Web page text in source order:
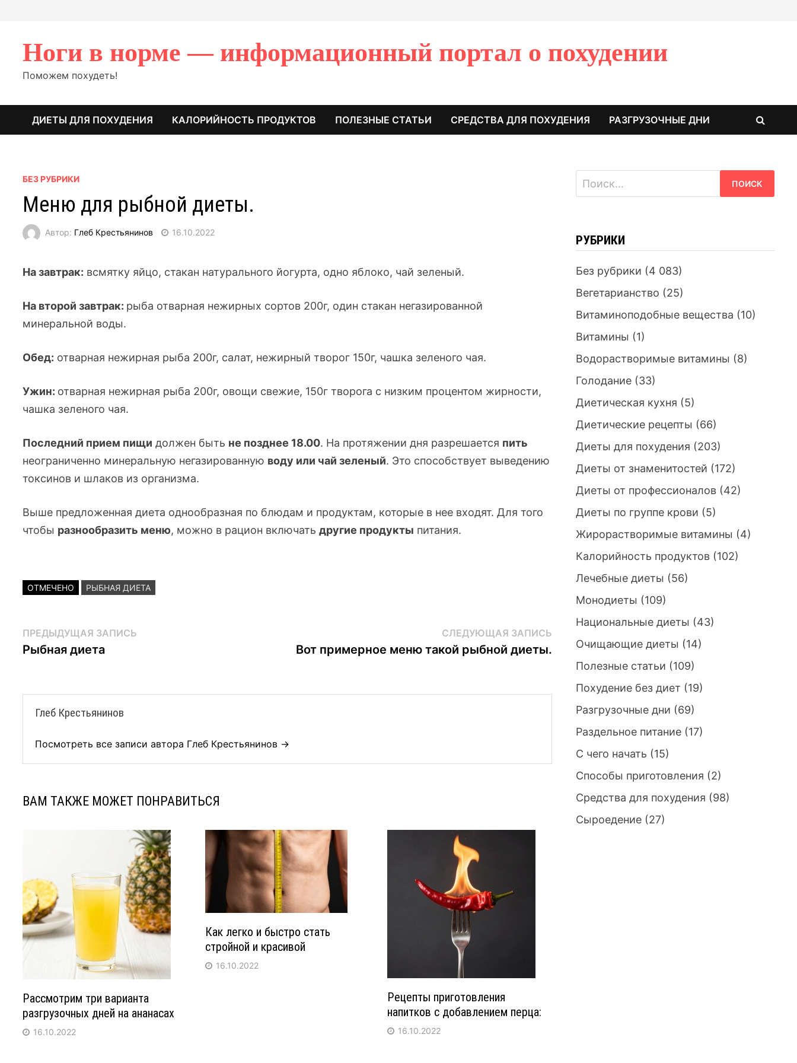
Ноги в норме — информационный портал о похудении
Поможем похудеть!
ДИЕТЫ ДЛЯ ПОХУДЕНИЯ КАЛОРИЙНОСТЬ ПРОДУКТОВ ПОЛЕЗНЫЕ СТАТЬИ СРЕДСТВА ДЛЯ ПОХУДЕНИЯ РАЗГРУЗОЧНЫЕ ДНИ
БЕЗ РУБРИКИ
Меню для рыбной диеты.
Автор: Глеб Крестьянинов 16.10.2022
На завтрак: всмятку яйцо, стакан натурального йогурта, одно яблоко, чай зеленый.
На второй завтрак: рыба отварная нежирных сортов 200г, один стакан негазированной
минеральной воды.
Обед: отварная нежирная рыба 200г, салат, нежирный творог 150г, чашка зеленого чая.
Ужин: отварная нежирная рыба 200г, овощи свежие, 150г творога с низким процентом жирности,
чашка зеленого чая.
Последний прием пищи должен быть не позднее 18.00. На протяжении дня разрешается пить
неограниченно минеральную негазированную воду или чай зеленый. Это способствует выведению
токсинов и шлаков из организма.
Выше предложенная диета однообразная по блюдам и продуктам, которые в нее входят. Для того
чтобы разнообразить меню, можно в рацион включатьдругие продукты питания.
ОТМЕЧЕНО РЫБНАЯ ДИЕТА
Навигация
по
ПРЕДЫДУЩАЯ ЗАПИСЬ
Рыбная диета
СЛЕДУЮЩАЯ ЗАПИСЬСледующая
запись:
Вот примерное меню такой рыбной диеты.
Глеб Крестьянинов
Посмотреть все записи автора Глеб Крестьянинов →
ВАМ ТАКЖЕ МОЖЕТ ПОНРАВИТЬСЯ
Рассмотрим три варианта
разгрузочных дней на ананасах
16.10.2022
Как легко и быстро стать
стройной и красивой
16.10.2022
Рецепты приготовления
напитков с добавлением перца:
16.10.2022
Найти:
РУБРИКИ
Без рубрики (4 083)
Вегетарианство (25)
Витаминоподобные вещества (10)
Витамины (1)
Водорастворимые витамины (8)
Голодание(33)
Диетическая кухня (5)
Диетические рецепты (66)
Диеты для похудения (203)
Диеты от знаменитостей (172)
Диеты от профессионалов(42)
Диеты по группе крови (5)
Жирорастворимые витамины (4)
Калорийность продуктов(102)
Лечебные диеты (56)
Монодиеты (109)
Национальные диеты (43)
Очищающие диеты (14)
Полезные статьи (109)
Похудение без диет (19)
Разгрузочные дни (69)
Раздельное питание(17)
С чего начать (15)
Способы приготовления (2)
Средства для похудения (98)
Сыроедение(27)